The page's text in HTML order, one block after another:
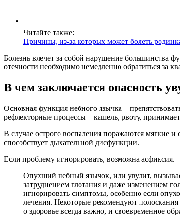
Читайте также:
Причины, из-за которых может болеть
Болезнь влечет за собой нарушение большинства
отечности необходимо немедленно обратиться за
В чем заключается опасность
Основная функция небного язычка –
рефлекторные процессы – кашель, рвоту,
В случае острого воспаления поражаются мягкие
способствует дыхательной дисфункции.
Если проблему игнорировать, возможна асфиксия.
Опухший небный язычок, или увулит,
затруднением глотания и даже изменением
игнорировать симптомы, особенно если
лечения. Некоторые рекомендуют полоскания
о здоровье всегда важно, и своевременное